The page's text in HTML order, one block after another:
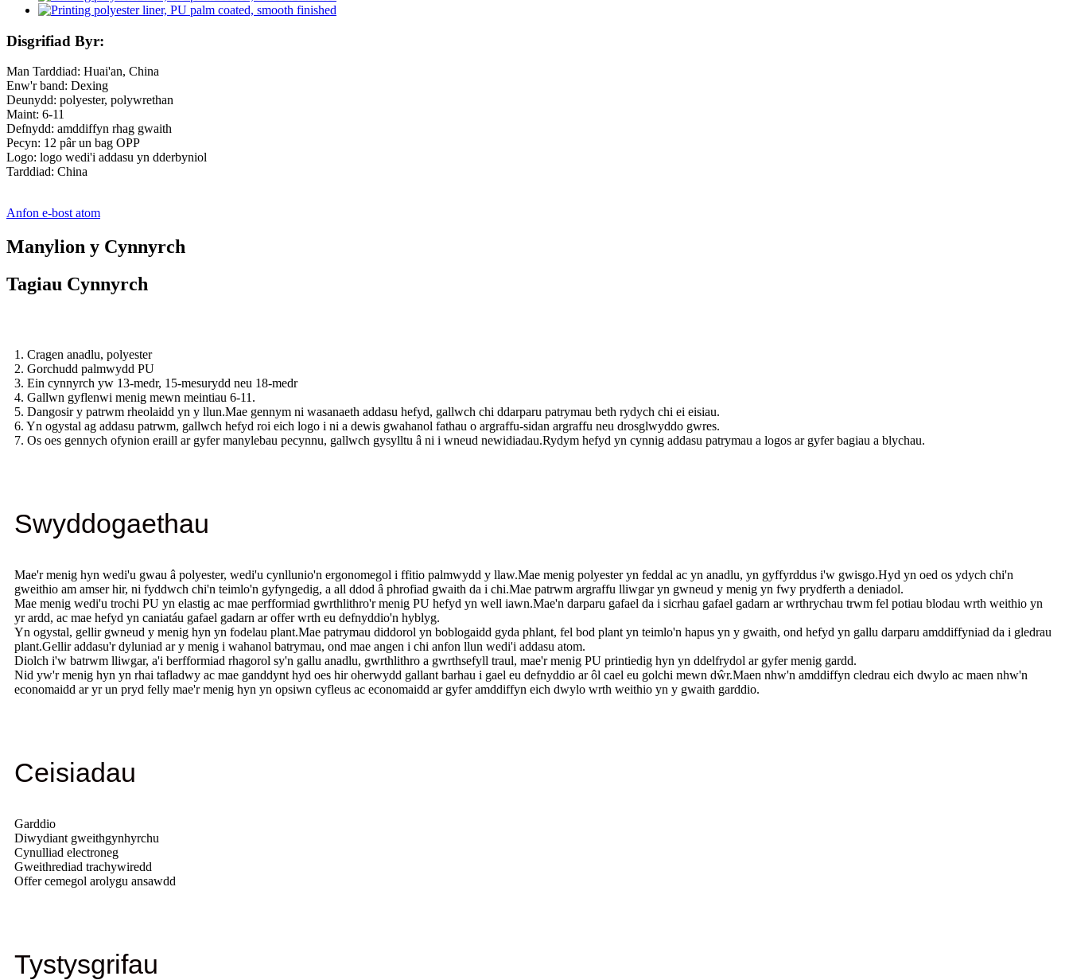
Disgrifiad Byr:
Man Tarddiad: Huai'an, China
Enw'r band: Dexing
Deunydd: polyester, polywrethan
Maint: 6-11
Defnydd: amddiffyn rhag gwaith
Pecyn: 12 pâr un bag OPP
Logo: logo wedi'i addasu yn dderbyniol
Tarddiad: China
Anfon e-bost atom
Manylion y Cynnyrch
Tagiau Cynnyrch
1. Cragen anadlu, polyester
2. Gorchudd palmwydd PU
3. Ein cynnyrch yw 13-medr, 15-mesurydd neu 18-medr
4. Gallwn gyflenwi menig mewn meintiau 6-11.
5. Dangosir y patrwm rheolaidd yn y llun.Mae gennym ni wasanaeth addasu hefyd, gallwch chi ddarparu patrymau beth rydych chi ei eisiau.
6. Yn ogystal ag addasu patrwm, gallwch hefyd roi eich logo i ni a dewis gwahanol fathau o argraffu-sidan argraffu neu drosglwyddo gwres.
7. Os oes gennych ofynion eraill ar gyfer manylebau pecynnu, gallwch gysylltu â ni i wneud newidiadau.Rydym hefyd yn cynnig addasu patrymau a logos ar gyfer bagiau a blychau.
Swyddogaethau
Mae'r menig hyn wedi'u gwau â polyester, wedi'u cynllunio'n ergonomegol i ffitio palmwydd y llaw.Mae menig polyester yn feddal ac yn anadlu, yn gyffyrddus i'w gwisgo.Hyd yn oed os ydych chi'n
gweithio am amser hir, ni fyddwch chi'n teimlo'n gyfyngedig, a all ddod â phrofiad gwaith da i chi.Mae patrwm argraffu lliwgar yn gwneud y menig yn fwy prydferth a deniadol.
Mae menig wedi'u trochi PU yn elastig ac mae perfformiad gwrthlithro'r menig PU hefyd yn well iawn.Mae'n darparu gafael da i sicrhau gafael gadarn ar wrthrychau trwm fel potiau blodau wrth weithio yn
yr ardd, ac mae hefyd yn caniatáu gafael gadarn ar offer wrth eu defnyddio'n hyblyg.
Yn ogystal, gellir gwneud y menig hyn yn fodelau plant.Mae patrymau diddorol yn boblogaidd gyda phlant, fel bod plant yn teimlo'n hapus yn y gwaith, ond hefyd yn gallu darparu amddiffyniad da i gledrau
plant.Gellir addasu'r dyluniad ar y menig i wahanol batrymau, ond mae angen i chi anfon llun wedi'i addasu atom.
Diolch i'w batrwm lliwgar, a'i berfformiad rhagorol sy'n gallu anadlu, gwrthlithro a gwrthsefyll traul, mae'r menig PU printiedig hyn yn ddelfrydol ar gyfer menig gardd.
Nid yw'r menig hyn yn rhai tafladwy ac mae ganddynt hyd oes hir oherwydd gallant barhau i gael eu defnyddio ar ôl cael eu golchi mewn dŵr.Maen nhw'n amddiffyn cledrau eich dwylo ac maen nhw'n
economaidd ar yr un pryd felly mae'r menig hyn yn opsiwn cyfleus ac economaidd ar gyfer amddiffyn eich dwylo wrth weithio yn y gwaith garddio.
Ceisiadau
Garddio
Diwydiant gweithgynhyrchu
Cynulliad electroneg
Gweithrediad trachywiredd
Offer cemegol arolygu ansawdd
Tystysgrifau